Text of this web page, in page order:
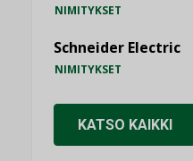
NIMITYKSET
Schneider Electric
NIMITYKSET
KATSO KAIKKI